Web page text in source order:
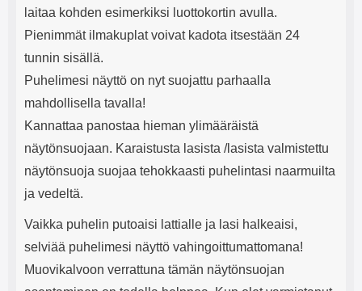
laitaa kohden esimerkiksi luottokortin avulla.
Pienimmät ilmakuplat voivat kadota itsestään 24
tunnin sisällä.
Puhelimesi näyttö on nyt suojattu parhaalla
mahdollisella tavalla!
Kannattaa panostaa hieman ylimääräistä
näytönsuojaan. Karaistusta lasista /lasista valmistettu
näytönsuoja suojaa tehokkaasti puhelintasi naarmuilta
ja vedeltä.
Vaikka puhelin putoaisi lattialle ja lasi halkeaisi,
selviää puhelimesi näyttö vahingoittumattomana!
Muovikalvoon verrattuna tämän näytönsuojan